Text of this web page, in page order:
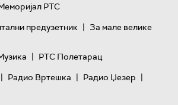
РТС
предузетник | За мале велике
| РТС Полетарац
| Радио Вртешка | Радио Џезер |